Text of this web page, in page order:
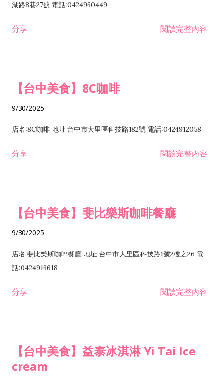
湖路8巷27號 電話:0424960449
分享 閱讀完整內容
【台中美食】8C咖啡
9/30/2025
店名:8C咖啡 地址:台中市大里區科技路182號 電話:0424912058
分享 閱讀完整內容
【台中美食】斐比樂斯咖啡餐廳
9/30/2025
店名:斐比樂斯咖啡餐廳 地址:台中市大里區科技路1號2樓之26 電
話:0424916618
分享 閱讀完整內容
【台中美食】益泰冰淇淋 Yi Tai Ice
cream